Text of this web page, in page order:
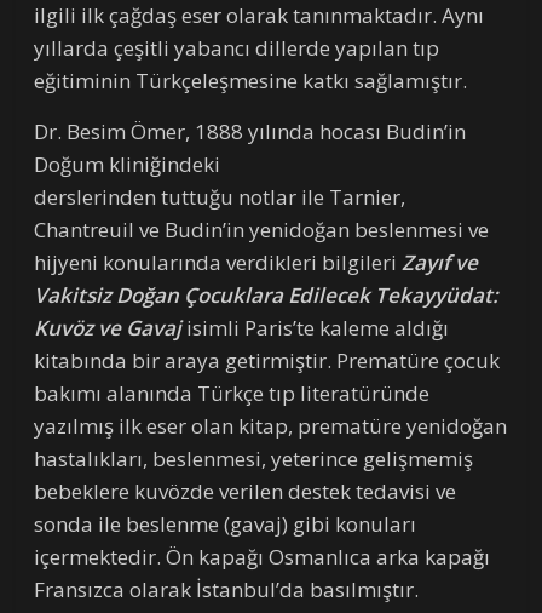
ilgili ilk çağdaş eser olarak tanınmaktadır. Aynı
yıllarda çeşitli yabancı dillerde yapılan tıp
eğitiminin Türkçeleşmesine katkı sağlamıştır.
Dr. Besim Ömer, 1888 yılında hocası Budin’in
Doğum kliniğindeki
derslerinden tuttuğu notlar ile Tarnier,
Chantreuil ve Budin’in yenidoğan beslenmesi ve
hijyeni konularında verdikleri bilgileriZayıf ve
Vakitsiz Doğan Çocuklara Edilecek Tekayyüdat:
Kuvöz ve Gavajisimli Paris’te kaleme aldığı
kitabında bir araya getirmiştir. Prematüre çocuk
bakımı alanında Türkçe tıp literatüründe
yazılmış ilk eser olan kitap, prematüre yenidoğan
hastalıkları, beslenmesi, yeterince gelişmemiş
bebeklere kuvözde verilen destek tedavisi ve
sonda ile beslenme (gavaj) gibi konuları
içermektedir. Ön kapağı Osmanlıca arka kapağı
Fransızca olarak İstanbul’da basılmıştır.